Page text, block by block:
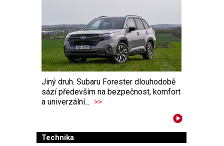
Jiný druh. Subaru Forester dlouhodobě
sází především na bezpečnost, komfort
a univerzální... >>
Technika